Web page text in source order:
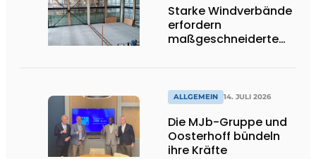
Starke Windverbände
erfordern
maßgeschneiderte
ALLGEMEIN 14. JULI 2026
Die MJb-Gruppe und
Oosterhoff bündeln
ihre Kräfte